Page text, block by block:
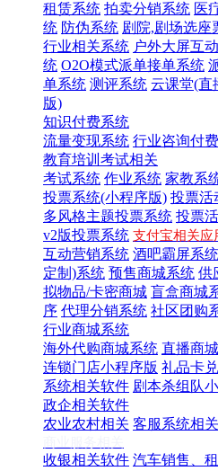
租赁系统 拍卖分销系统 医
统 防伪系统 剧院,剧场选座
行业相关系统 户外大屏互
统 O2O模式派单接单系统
单系统 测评系统 云课堂(直
版)
知识付费系统
流量变现系统 行业咨询付
教育培训考试相关
考试系统 作业系统 家教系
投票系统(小程序版) 投票活
多风格主题投票系统 投票
v2版投票系统 支付宝相关应
互动营销系统 酒吧霸屏系统
定制)系统 预售商城系统 供
拟物品/卡密商城 盲盒商城
序 代理分销系统 社区团购
行业商城系统
海外代购商城系统 直播商城
连锁门店小程序版 礼品卡
系统相关软件 剧本杀组队
政企相关软件
农业农村相关 客服系统相关
收银相关软件 汽车销售、